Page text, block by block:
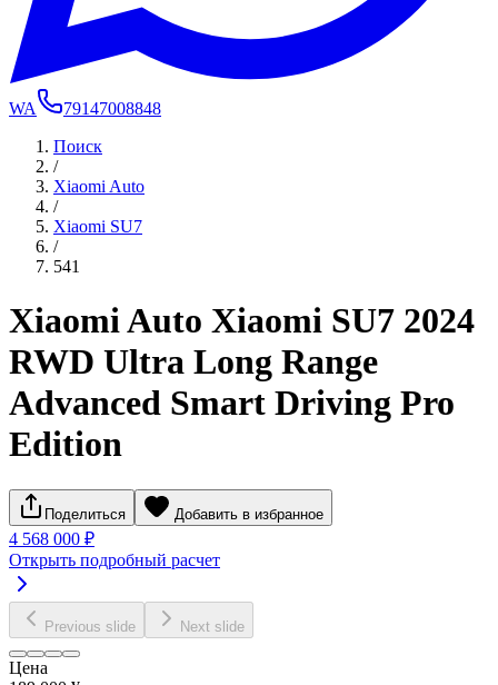
WA
79147008848
Поиск
/
Xiaomi Auto
/
Xiaomi SU7
/
541
Xiaomi Auto Xiaomi SU7 2024
RWD Ultra Long Range
Advanced Smart Driving Pro
Edition
Поделиться Добавить в избранное
4 568 000 ₽
Открыть подробный расчет
Previous slide Next slide
Цена